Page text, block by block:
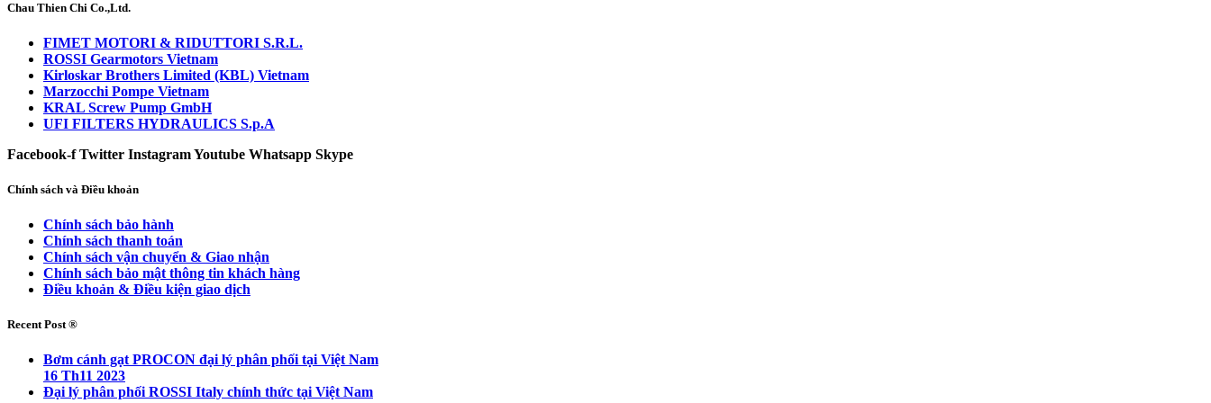
Chau Thien Chi Co.,Ltd.
FIMET MOTORI & RIDUTTORI S.R.L.
ROSSI Gearmotors Vietnam
Kirloskar Brothers Limited (KBL) Vietnam
Marzocchi Pompe Vietnam
KRAL Screw Pump GmbH
UFI FILTERS HYDRAULICS S.p.A
Facebook-f Twitter InstagramYoutube Whatsapp Skype
Chính sách và Điều khoản
Chính sách bảo hành
Chính sách thanh toán
Chính sách vận chuyển & Giao nhận
Chính sách bảo mật thông tin khách hàng
Điều khoản & Điều kiện giao dịch
Recent Post ®
Bơm cánh gạt PROCON đại lý phân phối tại Việt Nam
16 Th11 2023
Đại lý phân phối ROSSI Italy chính thức tại Việt Nam